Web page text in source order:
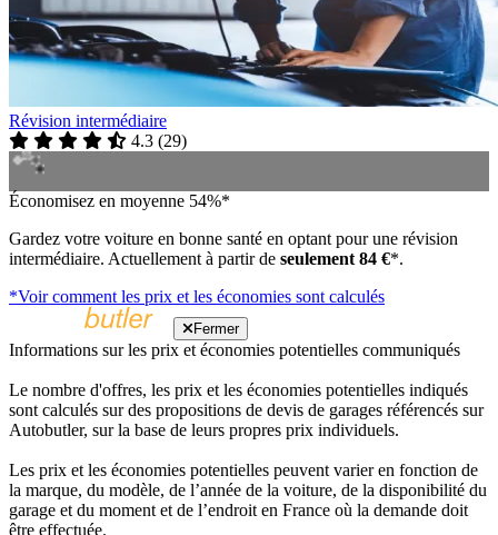
Révision intermédiaire
4.3 (29)
Économisez en moyenne 54%*
Gardez votre voiture en bonne santé en optant pour une révision
intermédiaire. Actuellement à partir de seulement 84 €*.
*Voir comment les prix et les économies sont calculés
Fermer
Informations sur les prix et économies potentielles communiqués
Le nombre d'offres, les prix et les économies potentielles indiqués
sont calculés sur des propositions de devis de garages référencés sur
Autobutler, sur la base de leurs propres prix individuels.
Les prix et les économies potentielles peuvent varier en fonction de
la marque, du modèle, de l’année de la voiture, de la disponibilité du
garage et du moment et de l’endroit en France où la demande doit
être effectuée.